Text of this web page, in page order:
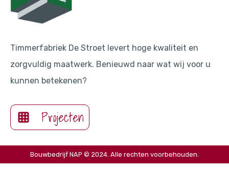
Timmerfabriek De Stroet levert hoge kwaliteit en
zorgvuldig maatwerk. Benieuwd naar wat wij voor u
kunnen betekenen?
Projecten
Bouwbedrijf NAP © 2024. Alle rechten voorbehouden.